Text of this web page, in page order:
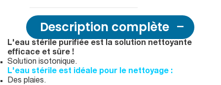
Description complète
L'eau stérile purifiée est la solution nettoyante
efficace et sûre !
Solution isotonique.
L'eau stérile est idéale pour le nettoyage :
Des plaies.